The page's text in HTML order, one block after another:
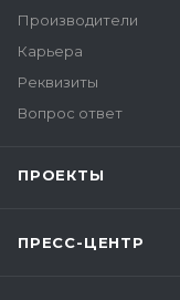
Производители
Карьера
Реквизиты
Вопрос ответ
ПРОЕКТЫ
ПРЕСС-ЦЕНТР